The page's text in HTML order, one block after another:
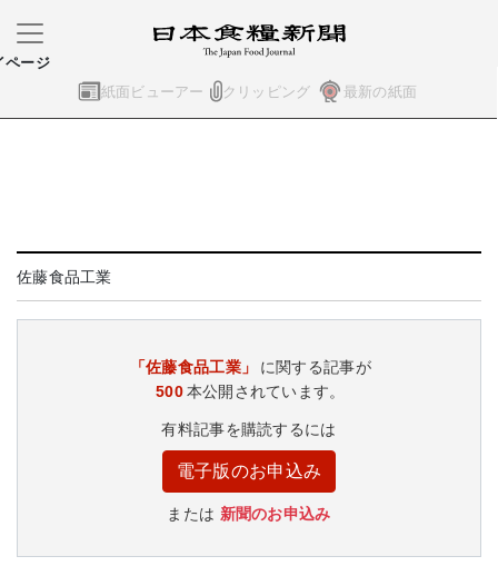
紙面ビューアー クリッピング 最新の紙面
ページ
佐藤食品工業
「佐藤食品工業」
に関する記事が
500本公開されています。
有料記事を購読するには
電子版のお申込み
または 新聞のお申込み